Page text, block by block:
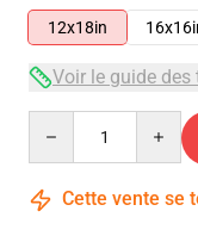
12x18in
Voir le guide des
Cette vente se